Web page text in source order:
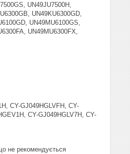
UN49JU7500H,
UN49KU6300GD,
UN49MU6100GS,
UN49MU6300FX,
CY-GJ049HGLVFH, CY-
CY-GJ049HGLV7H, CY-
не рекомендується